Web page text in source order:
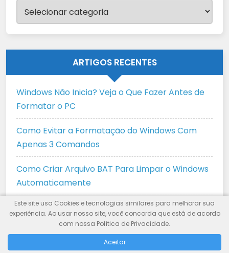
ARTIGOS RECENTES
Windows Não Inicia? Veja o Que Fazer Antes de
Formatar o PC
Como Evitar a Formatação do Windows Com
Apenas 3 Comandos
Como Criar Arquivo BAT Para Limpar o Windows
Automaticamente
Como Limpar o Cache do Windows Update com
Segurança
Como Trocar a Tela de Notebook com
Este site usa Cookies e tecnologias similares para melhorar sua
experiência. Ao usar nosso site, você concorda que está de acordo
com nossa Política de Privacidade.
Aceitar